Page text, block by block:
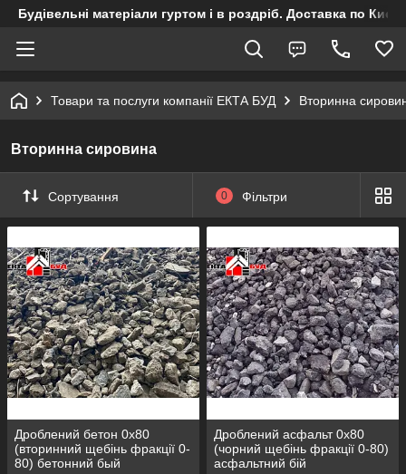
Будівельні матеріали гуртом і в роздріб. Доставка по
Товари та послуги компанії ЕКТА БУД Вторинна
Вторинна сировина
Сортування 0 Фільтри
Дроблений бетон 0х80
(вторинний щебінь фракції 0-
80) бетонний бый
Дроблений асфальт 0х80
(чорний щебінь фракції 0-80)
асфальтний бій